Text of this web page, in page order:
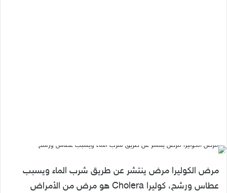
مرض الكوليرا مرض ينتشر عن طريق شرب الماء ويسبب
عطاس ورشح، كوليرا Cholera هو مرض من الأمراض